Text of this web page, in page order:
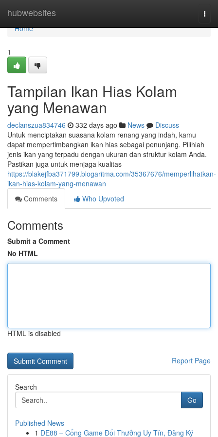
hubwebsites
Home
Home
1
Tampilan Ikan Hias Kolam
yang Menawan
declanszua834746 332 days ago News
Discuss
Untuk menciptakan suasana kolam renang yang indah, kamu
dapat mempertimbangkan ikan hias sebagai penunjang. Pilihlah
jenis ikan yang terpadu dengan ukuran dan struktur kolam Anda.
Pastikan juga untuk menjaga kualitas
https://blakejfba371799.blogaritma.com/35367676/memperlihatkan-
ikan-hias-kolam-yang-menawan
Comments
Who Upvoted
Comments
Submit a Comment
No HTML
HTML is disabled
Report Page
Search
Go
Published News
1 DE88 – Cổng Game Đổi Thưởng Uy Tín, Đăng Ký